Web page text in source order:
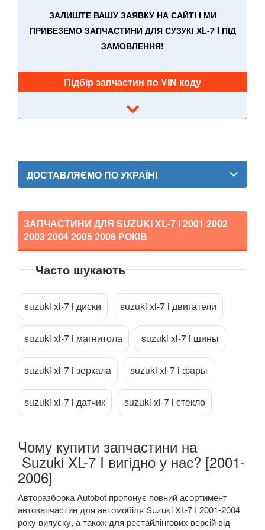
PEUGEOT
RENAULT keyboard_arrow_down
SAAB keyboard_arrow_down
SKODA keyboard_arrow_down
SUBARU
SUZUKI
Alto IV (GF)
Alto V
Ignis II (FH)
Ignis III
Jimny III (FJ)
SX4 I (GY)
SX4 II
Vitara IV (LY)
Wagon R+ I (EM)
Wagon R+ II (MM)
ЗАЛИШТЕ ВАШУ ЗАЯВКУ НА САЙТІ І МИ
ПРИВЕЗЕМО ЗАПЧАСТИНИ ДЛЯ СУЗУКІ ХL-7 I ПІД
ЗАМОВЛЕННЯ!
Підбір запчастин по VIN коду
attach_fileПрикріпити файл
ДОСТАВЛЯЄМО ПО УКРАЇНІ
ЗАПЧАСТИНИ ДЛЯ SUZUKI XL-7 I2001 2002
2003 2004 2005 2006 РОКІВ
Часто шукають
suzuki xl-7 i диски suzuki xl-7 i двигатели
suzuki xl-7 i магнитола suzuki xl-7 i шины
suzuki xl-7 i зеркала suzuki xl-7 i фары
suzuki xl-7 i датчик suzuki xl-7 i стекло
Чому купити запчастини на
Suzuki XL-7 I вигідно у нас? [2001-
2006]
Авторазборка Autobot пропонує повний асортимент
автозапчастин для автомобіля Suzuki XL-7 I 2001-2004
року випуску, а також для рестайлінгових версій від